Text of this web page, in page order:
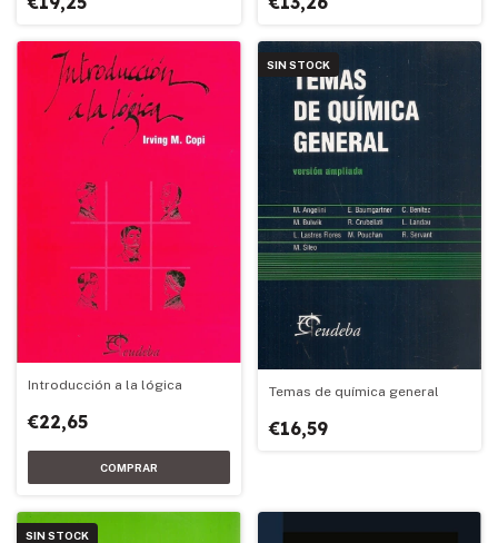
Introducción a la lógica
€22,65
SIN STOCK
Temas de química general
€16,59
SIN STOCK